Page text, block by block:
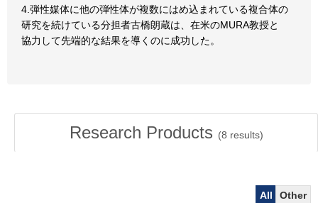
4.弾性媒体に他の弾性体が複数にはめ込まれている複合体の
研究を続けている分担者古橋朗蔵は、在米のMURA教授と
協力して先端的な結果を導くのに成功した。
Research Products (8 results)
All
Other